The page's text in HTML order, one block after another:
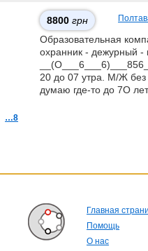
8800 грн
Образовательная
охранник - дежурный -
20 до 07 утра. М/Ж без
думаю где-то до 7О
…8
Главная
Помощь
О нас